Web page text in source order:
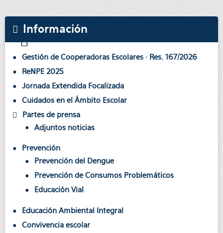
Información
Gestión de Cooperadoras Escolares · Res. 167/2026
ReNPE 2025
Jornada Extendida Focalizada
Cuidados en el Ámbito Escolar
Partes de prensa
Adjuntos noticias
Prevención
Prevención del Dengue
Prevención de Consumos Problemáticos
Educación Vial
Educación Ambiental Integral
Convivencia escolar